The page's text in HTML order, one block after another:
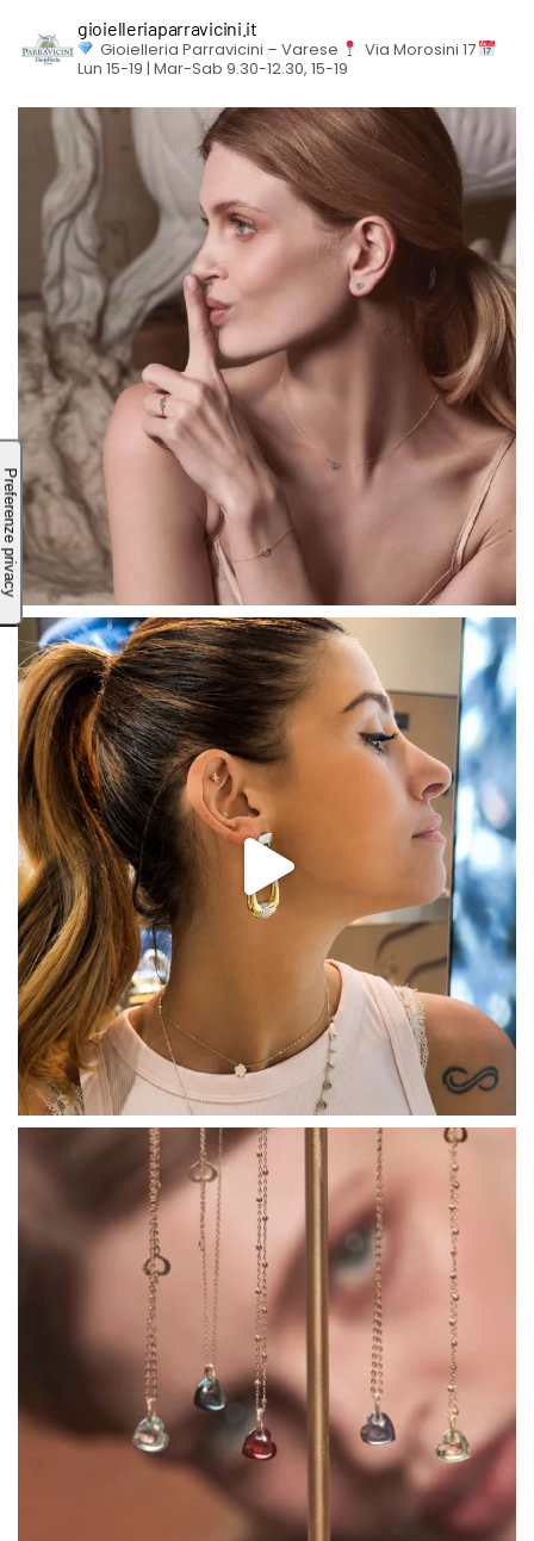
gioielleriaparravicini.it
Gioielleria Parravicini – Varese
Via Morosini 17
Lun 15-19 | Mar-Sab 9.30-12.30, 15-19